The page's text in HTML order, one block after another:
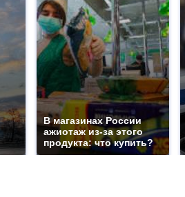
В магазинах России
ажиотаж из-за этого
продукта: что купить?